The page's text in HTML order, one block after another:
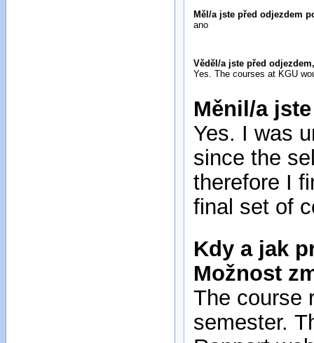
Měl/a jste před odjezdem
ano
Věděl/a jste před
Yes. The courses at KGU
Měnil/a
Yes. I was
since the
therefore I
final set of
Kdy a jak
Možnost
The course
semester.